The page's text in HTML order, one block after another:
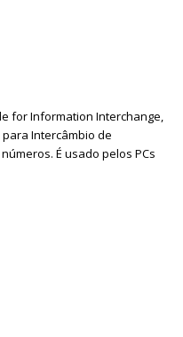
for Information Interchange,
Intercâmbio de
É usado pelos PCs